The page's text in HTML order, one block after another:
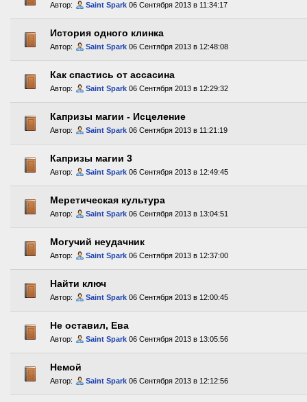
Автор: Saint Spark 06 Сентября 2013 в 11:34:17
История одного клинка
Автор: Saint Spark 06 Сентября 2013 в 12:48:08
Как спастись от ассасина
Автор: Saint Spark 06 Сентября 2013 в 12:29:32
Капризы магии - Исцеление
Автор: Saint Spark 06 Сентября 2013 в 11:21:19
Капризы магии 3
Автор: Saint Spark 06 Сентября 2013 в 12:49:45
Меретическая культура
Автор: Saint Spark 06 Сентября 2013 в 13:04:51
Могучий неудачник
Автор: Saint Spark 06 Сентября 2013 в 12:37:00
Найти ключ
Автор: Saint Spark 06 Сентября 2013 в 12:00:45
Не оставил, Ева
Автор: Saint Spark 06 Сентября 2013 в 13:05:56
Немой
Автор: Saint Spark 06 Сентября 2013 в 12:12:56